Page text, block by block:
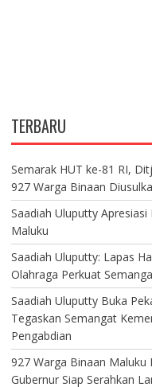
TERBARU
Semarak HUT ke-81 RI,
927 Warga Binaan
Saadiah Uluputty
Maluku
Saadiah Uluputty: Lapas
Olahraga Perkuat
Saadiah Uluputty Buka
Tegaskan Semangat
Pengabdian
927 Warga Binaan Maluku
Gubernur Siap Serahkan